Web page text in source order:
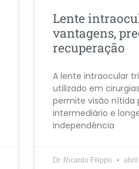
Lente
vantagens,
recuperação
A lente intraocular
utilizado em
permite visão nítida
intermediário e
independência
Dr. Ricardo Filippo abril